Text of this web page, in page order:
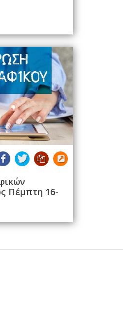
Πέμπτη 16-